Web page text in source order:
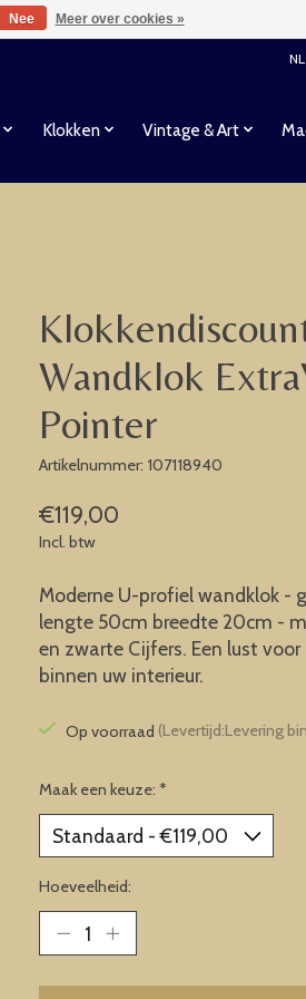
NL
Klokken Vintage & Art
Wandklok
Pointer
Artikelnummer: 107118940
€119,00
Incl. btw
Moderne U-profiel wandklok -
lengte 50cm breedte 20cm -
en zwarte Cijfers. Een lust
binnen uw interieur.
Op voorraad (Levertijd:Levering
Maak een keuze: *
Hoeveelheid:
Nee Meer over cookies »